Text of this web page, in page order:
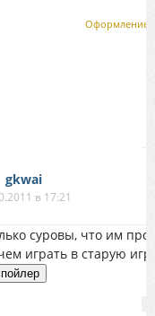
Оформление:
gkwai
в 17:21
суровы, что им
играть в старую